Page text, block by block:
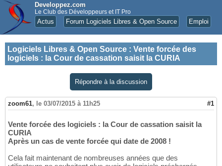
Developpez.com
Le Club des Développeurs et IT Pro
Actus Forum Logiciels Libres & Open Source Emploi
Logiciels Libres & Open Source : Vente forcée des
logiciels : la Cour de cassation saisit la CURIA
Répondre à la discussion
zoom61, le 03/07/2015 à 11h25 #1
Vente forcée des logiciels : la Cour de cassation saisit la
CURIA
Après un cas de vente forcée qui date de 2008 !
Cela fait maintenant de nombreuses années que des